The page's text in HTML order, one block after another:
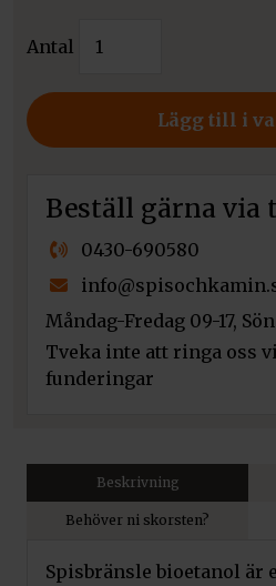
Antal
Lägg till i
Beställ gärna via
0430-690580
Måndag-Fredag 09-17,
Tveka inte att ringa oss
funderingar
Beskrivning
Behöver ni skorsten?
Spisbränsle bioetanol